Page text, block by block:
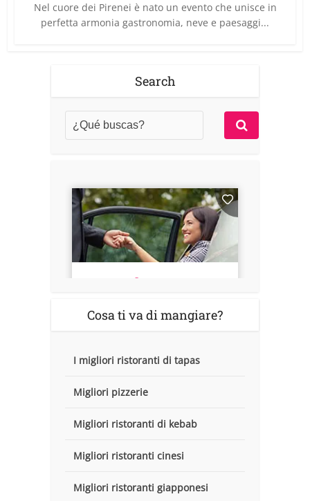
Nel cuore dei Pirenei è nato un evento che unisce in
perfetta armonia gastronomia, neve e paesaggi...
Search
Cosa ti va di mangiare?
I migliori ristoranti di tapas
Migliori pizzerie
Migliori ristoranti di kebab
Migliori ristoranti cinesi
Migliori ristoranti giapponesi